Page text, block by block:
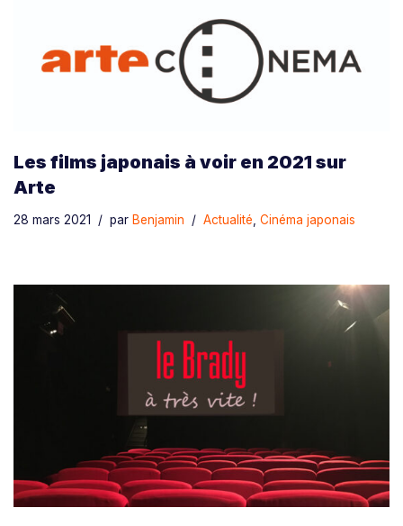
Les films japonais à voir en 2021 sur
Arte
28 mars 2021 par Benjamin Actualité, Cinéma japonais